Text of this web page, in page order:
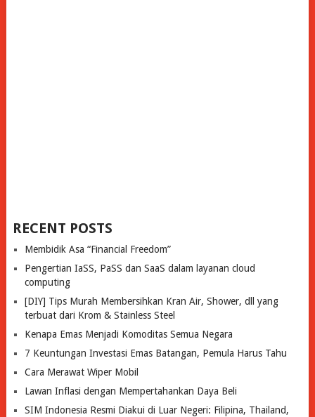
RECENT POSTS
Membidik Asa “Financial Freedom”
Pengertian IaSS, PaSS dan SaaS dalam layanan cloud
computing
[DIY] Tips Murah Membersihkan Kran Air, Shower, dll yang
terbuat dari Krom & Stainless Steel
Kenapa Emas Menjadi Komoditas Semua Negara
7 Keuntungan Investasi Emas Batangan, Pemula Harus Tahu
Cara Merawat Wiper Mobil
Lawan Inflasi dengan Mempertahankan Daya Beli
SIM Indonesia Resmi Diakui di Luar Negeri: Filipina, Thailand,